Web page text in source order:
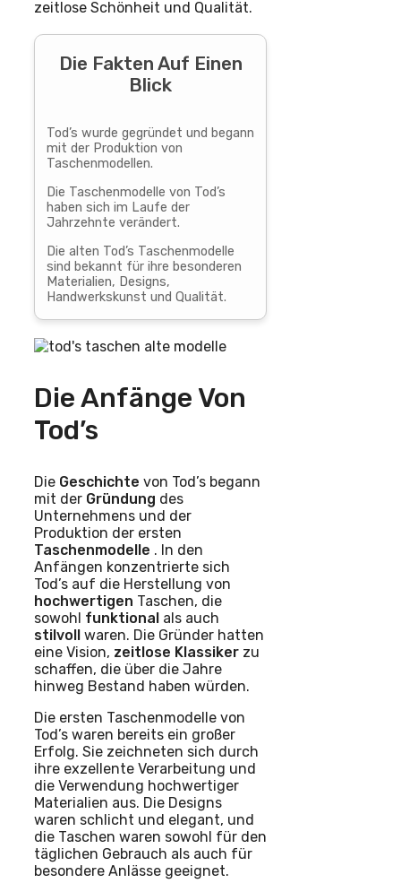
zeitlose Schönheit und Qualität.
Die Fakten Auf Einen
Blick
Tod’s wurde gegründet und begann
mit der Produktion von
Taschenmodellen.
Die Taschenmodelle von Tod’s
haben sich im Laufe der
Jahrzehnte verändert.
Die alten Tod’s Taschenmodelle
sind bekannt für ihre besonderen
Materialien, Designs,
Handwerkskunst und Qualität.
Die Anfänge Von
Tod’s
Die Geschichte von Tod’s begann
mit der Gründung des
Unternehmens und der
Produktion der ersten
Taschenmodelle . In den
Anfängen konzentrierte sich
Tod’s auf die Herstellung von
hochwertigen Taschen, die
sowohl funktional als auch
stilvoll waren. Die Gründer hatten
eine Vision, zeitlose Klassiker zu
schaffen, die über die Jahre
hinweg Bestand haben würden.
Die ersten Taschenmodelle von
Tod’s waren bereits ein großer
Erfolg. Sie zeichneten sich durch
ihre exzellente Verarbeitung und
die Verwendung hochwertiger
Materialien aus. Die Designs
waren schlicht und elegant, und
die Taschen waren sowohl für den
täglichen Gebrauch als auch für
besondere Anlässe geeignet.